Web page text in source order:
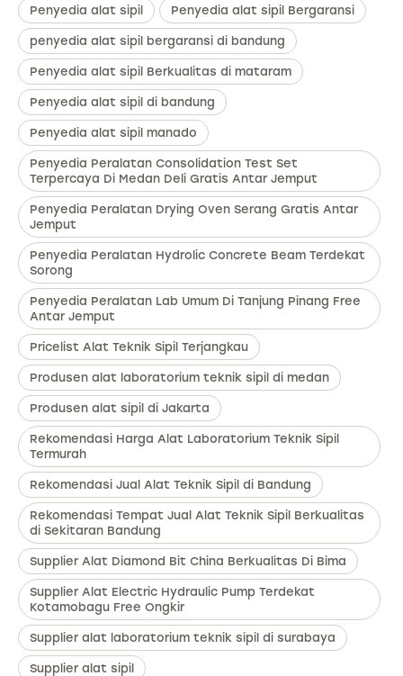
Penyedia alat sipil Penyedia alat sipil Bergaransi
penyedia alat sipil bergaransi di bandung
Penyedia alat sipil Berkualitas di mataram
Penyedia alat sipil di bandung
Penyedia alat sipil manado
Penyedia Peralatan Consolidation Test Set
Terpercaya Di Medan Deli Gratis Antar Jemput
Penyedia Peralatan Drying Oven Serang Gratis Antar
Jemput
Penyedia Peralatan Hydrolic Concrete Beam Terdekat
Sorong
Penyedia Peralatan Lab Umum Di Tanjung Pinang Free
Antar Jemput
Pricelist Alat Teknik Sipil Terjangkau
Produsen alat laboratorium teknik sipil di medan
Produsen alat sipil di Jakarta
Rekomendasi Harga Alat Laboratorium Teknik Sipil
Termurah
Rekomendasi Jual Alat Teknik Sipil di Bandung
Rekomendasi Tempat Jual Alat Teknik Sipil Berkualitas
di Sekitaran Bandung
Supplier Alat Diamond Bit China Berkualitas Di Bima
Supplier Alat Electric Hydraulic Pump Terdekat
Kotamobagu Free Ongkir
Supplier alat laboratorium teknik sipil di surabaya
Supplier alat sipil